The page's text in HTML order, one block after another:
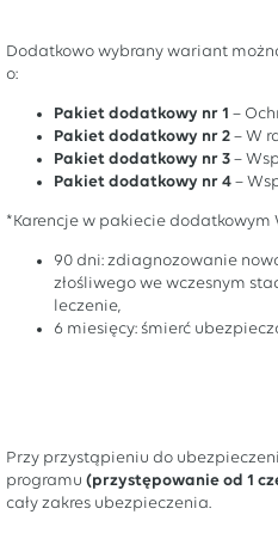
Dodatkowo wybrany wariant
o:
Pakiet dodatkowy nr 1 –
Pakiet dodatkowy nr 2 – W
Pakiet dodatkowy nr 3 –
Pakiet dodatkowy nr 4 –
*Karencje w pakiecie
90 dni: zdiagnozowanie
złośliwego we wczesnym
leczenie,
6 miesięcy: śmierć
Przy przystąpieniu do
programu (przystępowanie od 1
cały zakres ubezpieczenia.